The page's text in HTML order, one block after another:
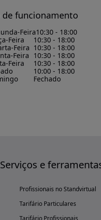
de funcionamento
Feira10:30 - 18:00
Feira
10:30 - 18:00
Feira 10:30 - 18:00
Feira 10:30 - 18:00
Feira
10:30 - 18:00
10:00 - 18:00
Fechado
Serviços e
Profissionais no Standvirtual
Tarifário Particulares
Tarifário Profissionais